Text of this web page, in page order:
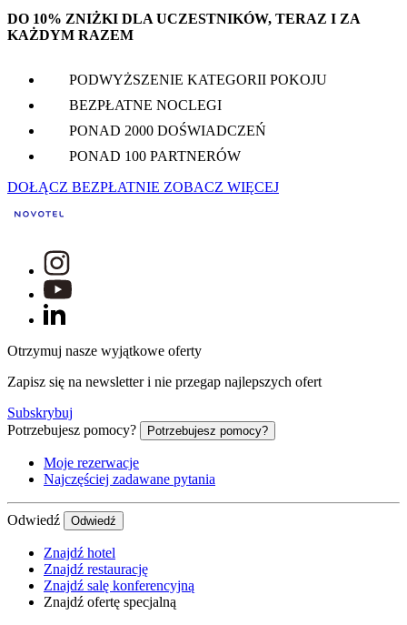
DO 10% ZNIŻKI DLA UCZESTNIKÓW, TERAZ I ZA
KAŻDYM RAZEM
PODWYŻSZENIE KATEGORII POKOJU
BEZPŁATNE NOCLEGI
PONAD 2000 DOŚWIADCZEŃ
PONAD 100 PARTNERÓW
DOŁĄCZ BEZPŁATNIE ZOBACZ WIĘCEJ
Otrzymuj nasze wyjątkowe oferty
Zapisz się na newsletter i nie przegap najlepszych ofert
Subskrybuj
Potrzebujesz pomocy?
Potrzebujesz pomocy?
Moje rezerwacje
Najczęściej zadawane pytania
Odwiedź Odwiedź
Znajdź hotel
Znajdź restaurację
Znajdź salę konferencyjną
Znajdź ofertę specjalną